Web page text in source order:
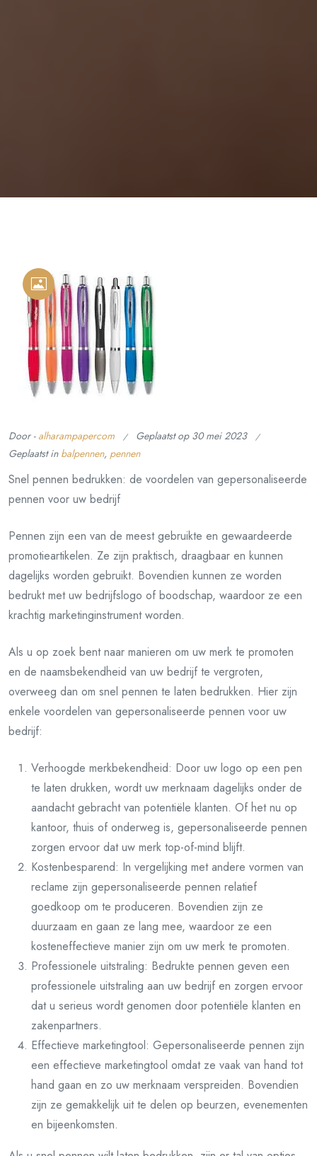
Door - alharampapercom Geplaatst op 30 mei 2023
Geplaatst in balpennen, pennen
Snel pennen bedrukken: de voordelen van gepersonaliseerde
pennen voor uw bedrijf
Pennen zijn een van de meest gebruikte en gewaardeerde
promotieartikelen. Ze zijn praktisch, draagbaar en kunnen
dagelijks worden gebruikt. Bovendien kunnen ze worden
bedrukt met uw bedrijfslogo of boodschap, waardoor ze een
krachtig marketinginstrument worden.
Als u op zoek bent naar manieren om uw merk te promoten
en de naamsbekendheid van uw bedrijf te vergroten,
overweeg dan om snel pennen te laten bedrukken. Hier zijn
enkele voordelen van gepersonaliseerde pennen voor uw
bedrijf:
Verhoogde merkbekendheid: Door uw logo op een pen
te laten drukken, wordt uw merknaam dagelijks onder de
aandacht gebracht van potentiële klanten. Of het nu op
kantoor, thuis of onderweg is, gepersonaliseerde pennen
zorgen ervoor dat uw merk top-of-mind blijft.
Kostenbesparend: In vergelijking met andere vormen van
reclame zijn gepersonaliseerde pennen relatief
goedkoop om te produceren. Bovendien zijn ze
duurzaam en gaan ze lang mee, waardoor ze een
kosteneffectieve manier zijn om uw merk te promoten.
Professionele uitstraling: Bedrukte pennen geven een
professionele uitstraling aan uw bedrijf en zorgen ervoor
dat u serieus wordt genomen door potentiële klanten en
zakenpartners.
Effectieve marketingtool: Gepersonaliseerde pennen zijn
een effectieve marketingtool omdat ze vaak van hand tot
hand gaan en zo uw merknaam verspreiden. Bovendien
zijn ze gemakkelijk uit te delen op beurzen, evenementen
en bijeenkomsten.